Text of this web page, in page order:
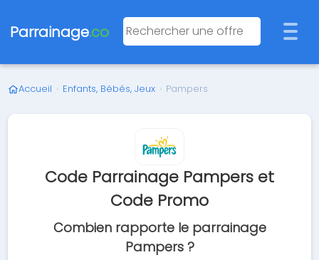
Parrainage.co
Accueil › Enfants, Bébés, Jeux › Pampers
Code Parrainage Pampers et
Code Promo
Combien rapporte le parrainage
Pampers ?